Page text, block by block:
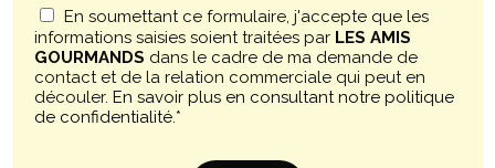
En soumettant ce formulaire, j'accepte que les
informations saisies soient traitées par LES AMIS
GOURMANDS dans le cadre de ma demande de
contact et de la relation commerciale qui peut en
découler.En savoir plus en consultant notre politique
de confidentialité.*